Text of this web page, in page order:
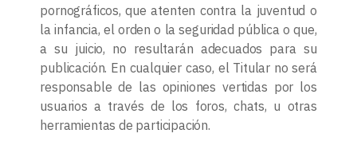
pornográficos, que atenten contra la juventud o
la infancia, el orden o la seguridad pública o que,
a su juicio, no resultarán adecuados para su
publicación. En cualquier caso, el Titular no será
responsable de las opiniones vertidas por los
usuarios a través de los foros, chats, u otras
herramientas de participación.